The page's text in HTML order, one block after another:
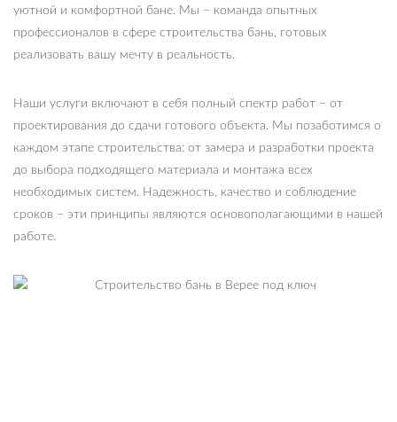
уютной и комфортной бане. Мы – команда опытных
профессионалов в сфере строительства бань, готовых
реализовать вашу мечту в реальность.
Наши услуги включают в себя полный спектр работ – от
проектирования до сдачи готового объекта. Мы позаботимся о
каждом этапе строительства: от замера и разработки проекта
до выбора подходящего материала и монтажа всех
необходимых систем. Надежность, качество и соблюдение
сроков – эти принципы являются основополагающими в нашей
работе.